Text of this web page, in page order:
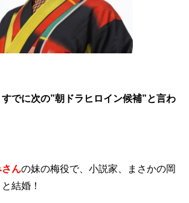
でに次の”朝ドラヒロイン候補”と言わ
んの妹の梅役で、小説家、まさかの岡
結婚！